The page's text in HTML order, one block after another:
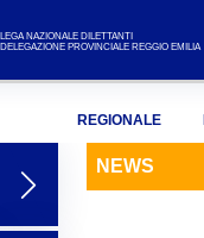
LEGA NAZIONALE DILETTANTI
DELEGAZIONE PROVINCIALE REGGIO EMILIA
REGIONALE
NEWS